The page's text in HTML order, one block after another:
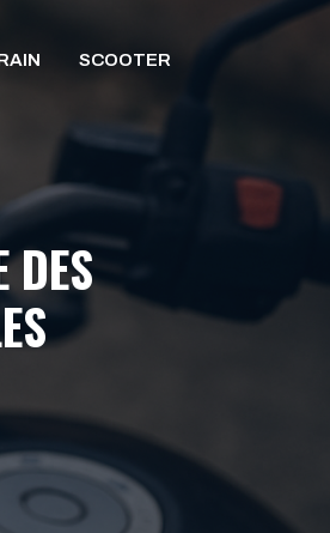
SCOOTER
DES